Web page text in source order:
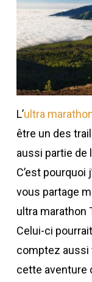
L’ultra
être un des
aussi partie de
C’est pourquoi
vous partage
ultra marathon
Celui-ci
comptez aussi
cette aventure